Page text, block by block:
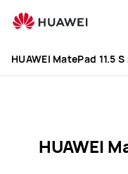
MatePad
HUAWEI MatePad 11.5
HUAWEI